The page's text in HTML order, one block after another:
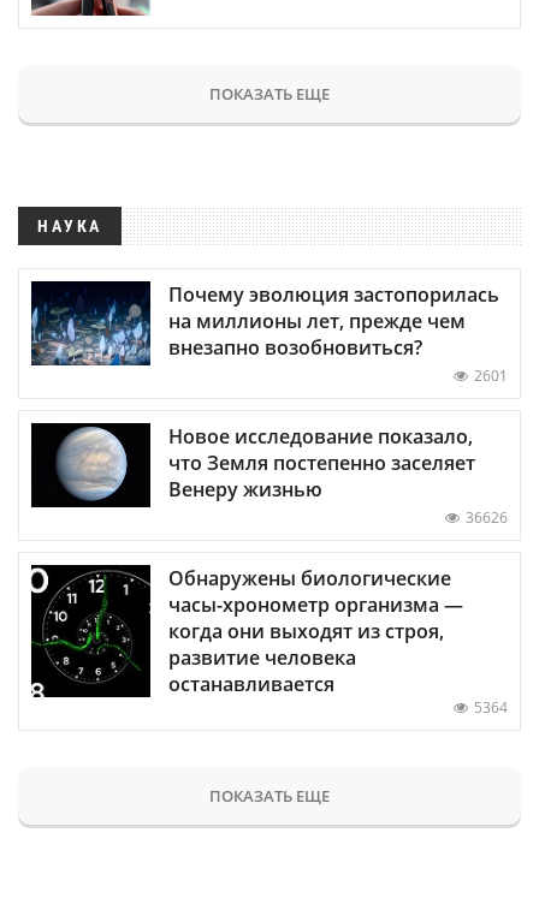
ПОКАЗАТЬ ЕЩЕ
НАУКА
Почему эволюция застопорилась
на миллионы лет, прежде чем
внезапно возобновиться?
2601
Новое исследование показало,
что Земля постепенно заселяет
Венеру жизнью
36626
Обнаружены биологические
часы-хронометр организма —
когда они выходят из строя,
развитие человека
останавливается
5364
ПОКАЗАТЬ ЕЩЕ